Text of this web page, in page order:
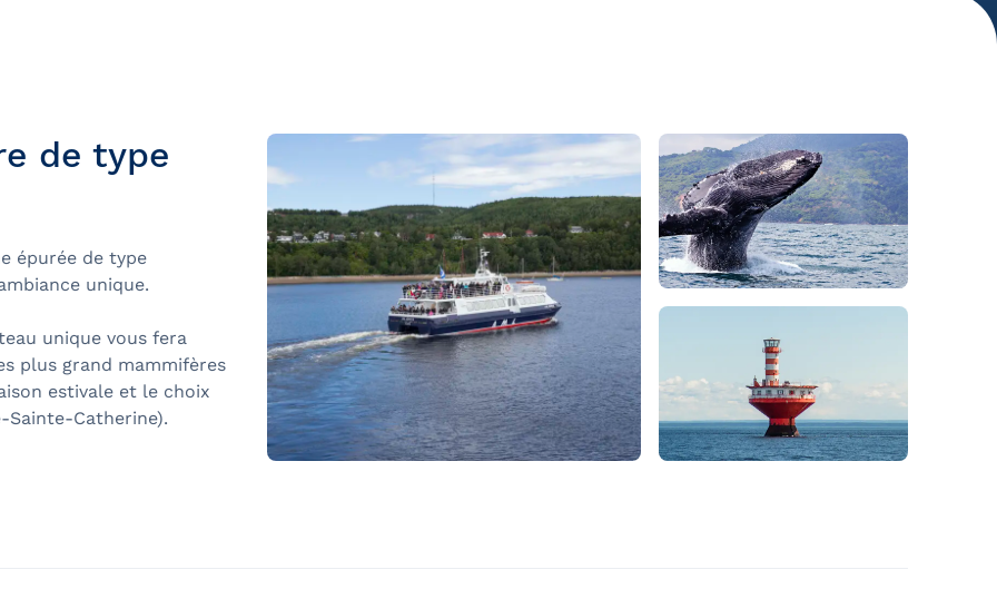
et
de type
épurée de type
unique.
unique vous fera
plus grand mammifères
estivale et le choix
Sainte-Catherine).